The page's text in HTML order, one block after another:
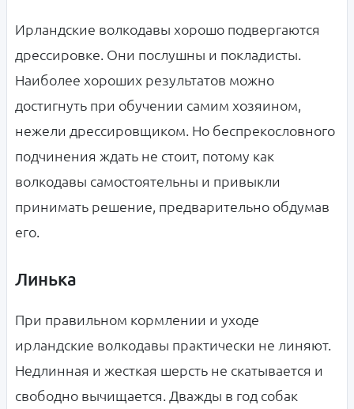
Ирландские волкодавы хорошо подвергаются
дрессировке. Они послушны и покладисты.
Наиболее хороших результатов можно
достигнуть при обучении самим хозяином,
нежели дрессировщиком. Но беспрекословного
подчинения ждать не стоит, потому как
волкодавы самостоятельны и привыкли
принимать решение, предварительно обдумав
его.
Линька
При правильном кормлении и уходе
ирландские волкодавы практически не линяют.
Недлинная и жесткая шерсть не скатывается и
свободно вычищается. Дважды в год собак